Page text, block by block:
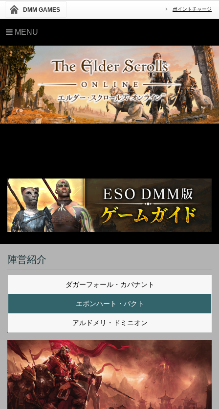
DMM GAMES ポイントチャージ
MENU
陣営紹介
ダガーフォール・カバナント
エボンハート・パクト
アルドメリ・ドミニオン